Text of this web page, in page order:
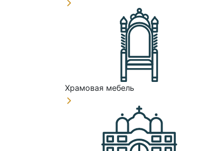
Храмовая мебель